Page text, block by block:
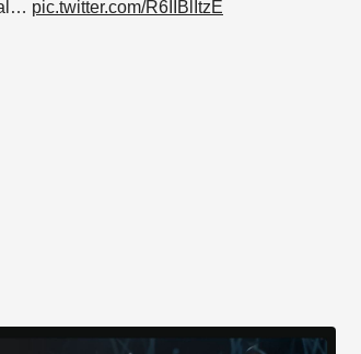
pic.twitter.com/R6IIBlItzE